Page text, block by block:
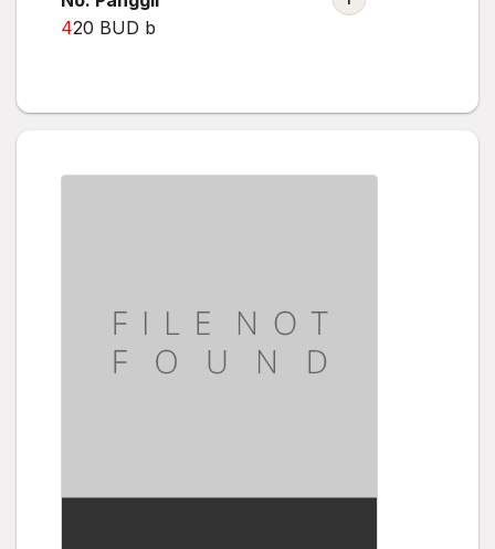
420 BUD b